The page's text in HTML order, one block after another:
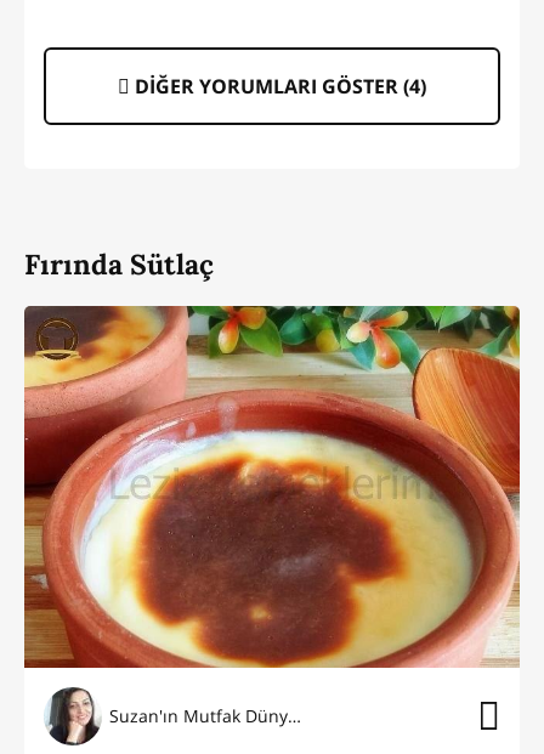
DİĞER YORUMLARI GÖSTER (4)
Fırında Sütlaç
Suzan'ın Mutfak Dünyası